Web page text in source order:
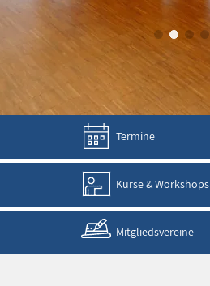
Termine
Kurse & Workshops
Mitgliedsvereine